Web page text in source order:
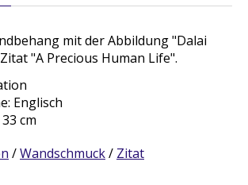
mit der Abbildung "Dalai
"A Precious Human Life".
Englisch
cm
/Wandschmuck/ Zitat